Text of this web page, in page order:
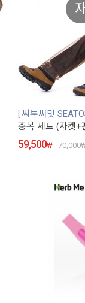
씨투써밋
충복 세트 (자켓+
59,500₩ 70,000